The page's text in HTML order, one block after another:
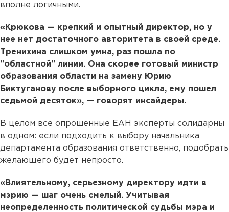
вполне логичными.
«Крюкова — крепкий и опытный директор, но у
нее нет достаточного авторитета в своей среде.
Тренихина слишком умна, раз пошла по
"областной" линии. Она скорее готовый министр
образования области на замену Юрию
Биктуганову после выборного цикла, ему пошел
седьмой десяток», — говорят инсайдеры.
В целом все опрошенные ЕАН эксперты солидарны
в одном: если подходить к выбору начальника
департамента образования ответственно, подобрать
желающего будет непросто.
«Влиятельному, серьезному директору идти в
мэрию — шаг очень смелый. Учитывая
неопределенность политической судьбы мэра и